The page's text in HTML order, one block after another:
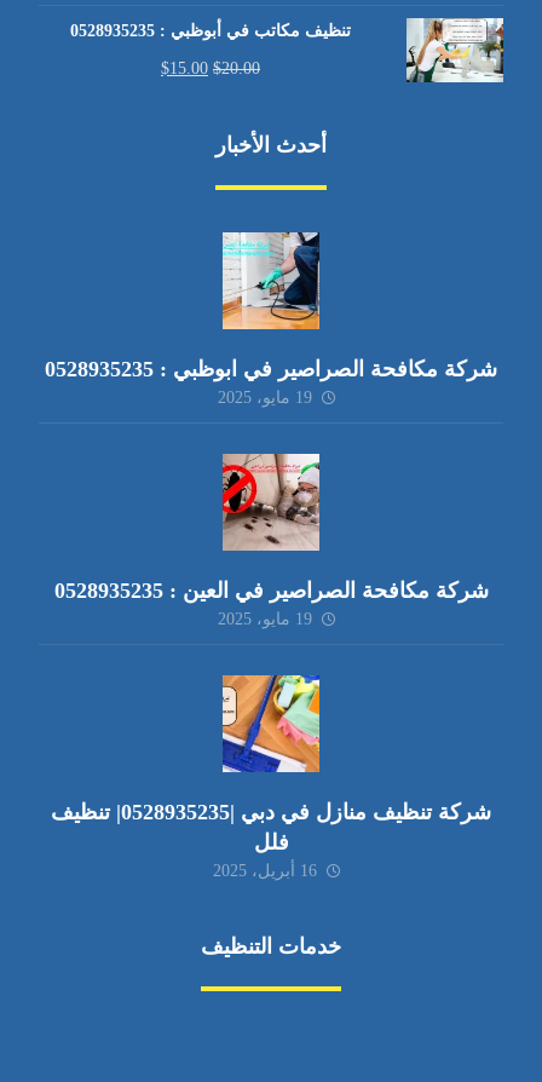
تنظيف مكاتب في أبوظبي : 0528935235
$20.00
$15.00
أحدث الأخبار
شركة مكافحة الصراصير في ابوظبي : 0528935235
19 مايو، 2025
شركة مكافحة الصراصير في العين : 0528935235
19 مايو، 2025
شركة تنظيف منازل في دبي |0528935235| تنظيف
فلل
16 أبريل، 2025
خدمات التنظيف